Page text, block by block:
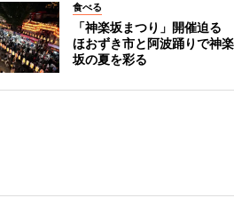
食べる
「神楽坂まつり」開催迫る
ほおずき市と阿波踊りで神楽
坂の夏を彩る